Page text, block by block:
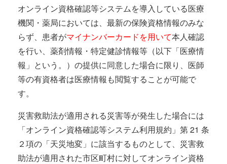
オンライン資格確認等システムを導入している医療
機関・薬局においては、最新の保険資格情報のみな
らず、患者がマイナンバーカードを用いて本人確認
を行い、薬剤情報・特定健診情報等（以下「医療情
報」という。）の提供に同意した場合に限り、医師
等の有資格者は医療情報も閲覧することが可能で
す。
災害救助法が適用される災害等が発生した場合には
「オンライン資格確認等システム利用規約」第 21 条
２項の「天災地変」に該当するものとして、災害救
助法が適用された市区町村に対してオンライン資格